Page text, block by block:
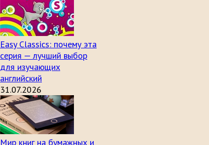
Easy Classics: почему эта
серия — лучший выбор
для изучающих
английский
31.07.2026
Мир книг на бумажных и